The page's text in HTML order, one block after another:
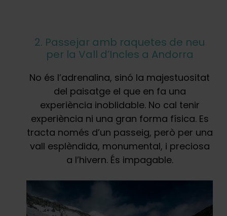
2. Passejar amb raquetes de neu
per la Vall d’Incles a Andorra
No és l’adrenalina, sinó la majestuositat
del paisatge el que en fa una
experiència inoblidable. No cal tenir
experiència ni una gran forma física. Es
tracta només d’un passeig, però per una
vall esplèndida, monumental, i preciosa
a l’hivern. És impagable.